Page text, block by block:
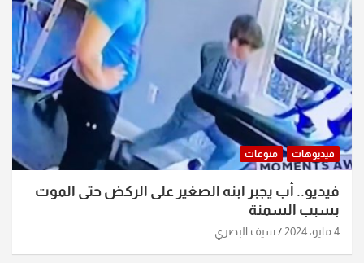
فيديوهات منوعات
فيديو.. أب يجبر ابنه الصغير على الركض حتى الموت
بسبب السمنة
4 مايو، 2024 سيف البصري